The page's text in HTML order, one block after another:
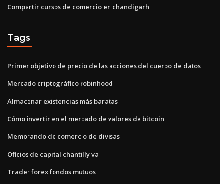
Compartir cursos de comercio en chandigarh
Tags
Primer objetivo de precio de las acciones del cuerpo de datos
Mercado criptográfico robinhood
Almacenar existencias más baratas
Cómo invertir en el mercado de valores de bitcoin
Memorando de comercio de divisas
Oficios de capital chantilly va
Trader forex fondos mutuos